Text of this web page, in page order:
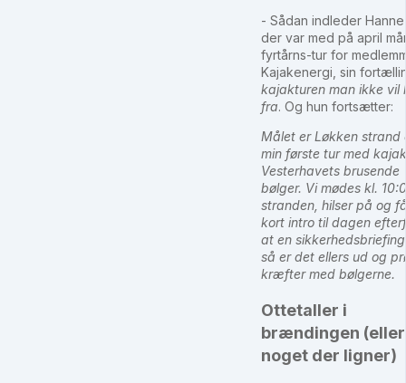
- Sådan indleder
der var med på april
fyrtårns-tur for
Kajakenergi, sin
kajakturen man ikke vil
fra. Og hun fortsætter:
Målet er Løkken strand
min første tur med
Vesterhavets brusende
bølger. Vi mødes kl.
stranden, hilser på og
kort intro til dagen
at en
så er det ellers ud og
kræfter med bølgerne.
Ottetaller i
brændingen (eller
noget der ligner)